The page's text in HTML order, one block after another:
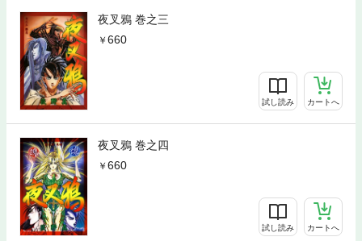
夜叉鴉 巻之三
660
試し読み カートへ
夜叉鴉 巻之四
660
試し読み カートへ